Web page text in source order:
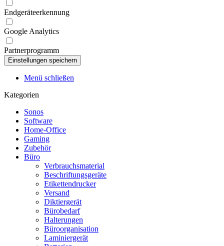
Endgeräteerkennung
Google Analytics
Partnerprogramm
Menü schließen
Kategorien
Sonos
Software
Home-Office
Gaming
Zubehör
Büro
Verbrauchsmaterial
Beschriftungsgeräte
Etikettendrucker
Versand
Diktiergerät
Bürobedarf
Halterungen
Büroorganisation
Laminiergerät